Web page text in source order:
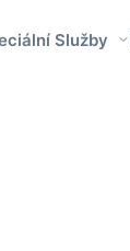
Služby